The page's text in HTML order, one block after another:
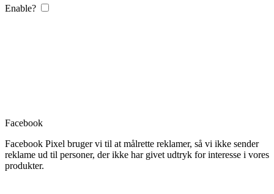
Enable?
Facebook
Facebook Pixel bruger vi til at målrette reklamer, så vi ikke sender
reklame ud til personer, der ikke har givet udtryk for interesse i vores
produkter.